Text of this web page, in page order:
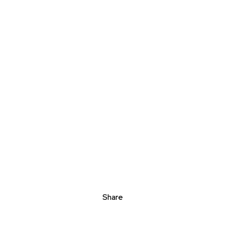
Share